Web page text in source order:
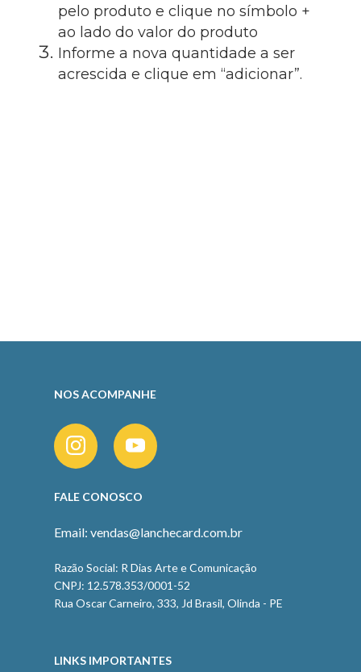
pelo produto e clique no símbolo +
ao lado do valor do produto
Informe a nova quantidade a ser
acrescida e clique em “adicionar”.
NOS ACOMPANHE
FALE CONOSCO
Email: vendas@lanchecard.com.br
Razão Social: R Dias Arte e Comunicação
CNPJ: 12.578.353/0001-52
Rua Oscar Carneiro, 333, Jd Brasil, Olinda - PE
LINKS IMPORTANTES